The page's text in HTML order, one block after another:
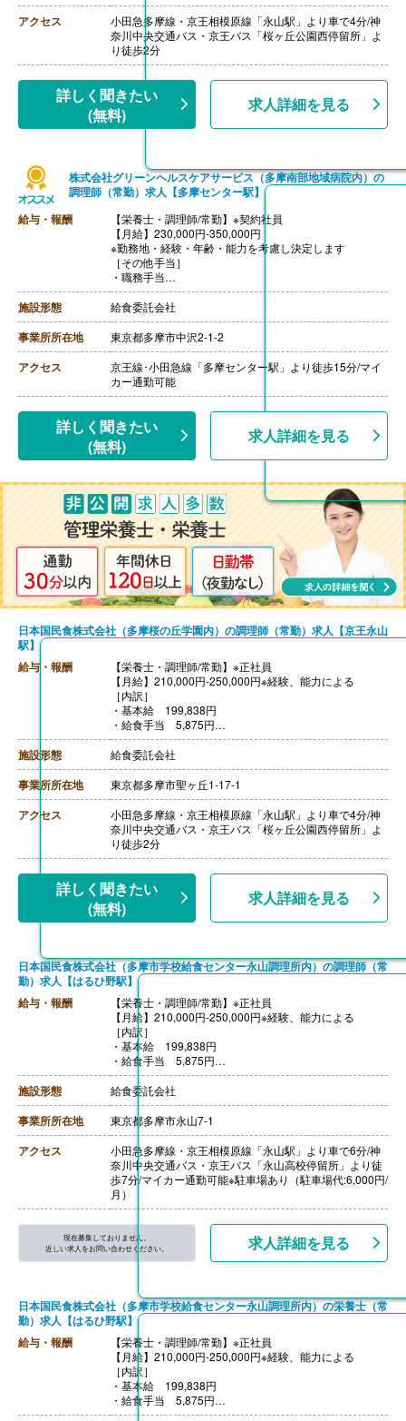
アクセス
小田急多摩線・京王相模原線「永山駅」より車で4分/神
奈川中央交通バス・京王バス「桜ヶ丘公園西停留所」よ
り徒歩2分
詳しく聞きたい
(無料)
求人詳細を見る
株式会社グリーンヘルスケアサービス（多摩南部地域病院内）の
調理師（常勤）求人【多摩センター駅】
給与・報酬
【栄養士・調理師/常勤】※契約社員
【月給】230,000円-350,000円
※勤務地・経験・年齢・能力を考慮し決定します
［その他手当］
・職務手当
・食事手当
・年末年始手当
【賞与】年2回（7月、12月）※会社業績、各個人実績に
応じて決定（前年度実績 2.00ヶ月/年）
【通勤手当】あり（全額支給）
【退職金】なし
施設形態 給食委託会社
事業所所在地 東京都多摩市中沢2-1-2
アクセス
京王線･小田急線「多摩センター駅」より徒歩15分/マイ
カー通勤可能
詳しく聞きたい
(無料)
求人詳細を見る
日本国民食株式会社（多摩桜の丘学園内）の調理師（常勤）求人【京王永山
駅】
給与・報酬
【栄養士・調理師/常勤】※正社員
【月給】210,000円-250,000円※経験、能力による
［内訳］
・基本給 199,838円
・給食手当 5,875円
・固定残業代（2-28時間分）4,287円‐44,287円
※上記を超える時間外労働分については割増賃金を追加
で支給
【通勤手当】あり（規定支給）
施設形態 給食委託会社
事業所所在地 東京都多摩市聖ヶ丘1-17-1
アクセス
小田急多摩線・京王相模原線「永山駅」より車で4分/神
奈川中央交通バス・京王バス「桜ヶ丘公園西停留所」よ
り徒歩2分
詳しく聞きたい
(無料)
求人詳細を見る
日本国民食株式会社（多摩市学校給食センター永山調理所内）の調理師（常
勤）求人【はるひ野駅】
給与・報酬
【栄養士・調理師/常勤】※正社員
【月給】210,000円-250,000円※経験、能力による
［内訳］
・基本給 199,838円
・給食手当 5,875円
・固定残業代（2-28時間分）4,287円‐44,287円
※上記を超える時間外労働分については割増賃金を追加
で支給
【賞与】あり
【通勤手当】あり（規定支給）
施設形態 給食委託会社
事業所所在地 東京都多摩市永山7-1
アクセス
小田急多摩線・京王相模原線「永山駅」より車で6分/神
奈川中央交通バス・京王バス「永山高校停留所」より徒
歩7分/マイカー通勤可能※駐車場あり（駐車場代:6,000円/
月）
現在募集しておりません。
近しい求人をお問い合わせください。
求人詳細を見る
日本国民食株式会社（多摩市学校給食センター永山調理所内）の栄養士（常
勤）求人【はるひ野駅】
給与・報酬
【栄養士・調理師/常勤】※正社員
【月給】210,000円-250,000円※経験、能力による
［内訳］
・基本給 199,838円
・給食手当 5,875円
・固定残業代（2-28時間分）4,287円‐44,287円